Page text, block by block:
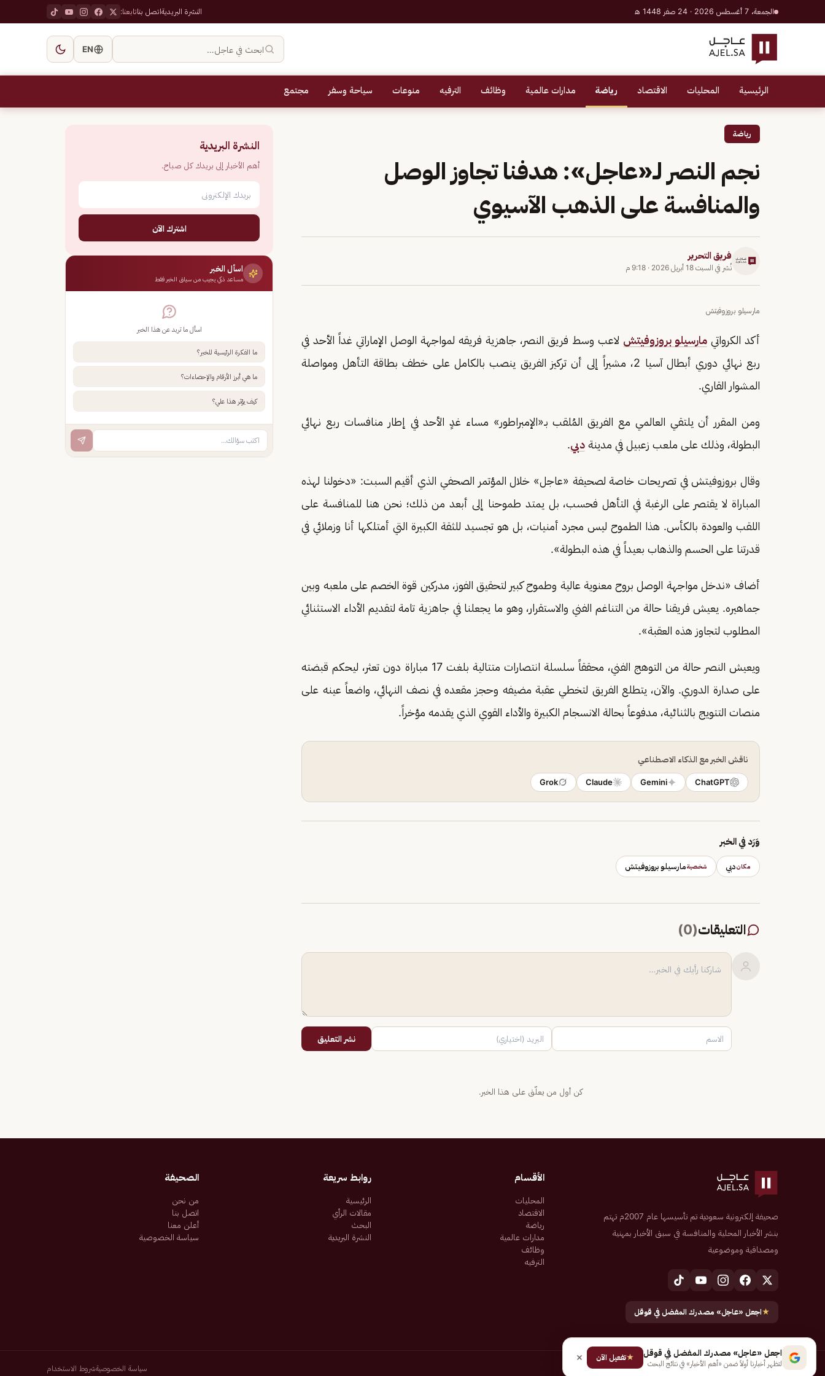
الجمعة، 7 أغسطس 2026 · 24 صفر 1448 هـ النشرة البريديةاتصل بناتابعنا:
ابحث في عاجل… EN
الرئيسية المحليات الاقتصاد رياضة مدارات عالمية وظائف الترفيه منوعات سياحة وسفر مجتمع
رياضة
نجم النصر لـ«عاجل»: هدفنا تجاوز الوصل
والمنافسة على الذهب الآسيوي
فريق التحرير
نُشر في السبت 18 أبريل 2026 · 9:18 م
مارسيلو بروزوفيتش
أكد الكرواتيمارسيلو بروزوفيتش لاعب وسط فريق النصر، جاهزية فريقه لمواجهة الوصل الإماراتي غداً الأحد في
ربع نهائي دوري أبطال آسيا 2، مشيراً إلى أن تركيز الفريق ينصب بالكامل على خطف بطاقة التأهل ومواصلة
المشوار القاري.
ومن المقرر أن يلتقي العالمي مع الفريق المُلقب بـ«الإمبراطور» مساء غدٍ الأحد في إطار منافسات ربع نهائي
البطولة، وذلك على ملعب زعبيل في مدينة دبي.
وقال بروزوفيتش في تصريحات خاصة لصحيفة «عاجل» خلال المؤتمر الصحفي الذي أقيم السبت: «دخولنا لهذه
المباراة لا يقتصر على الرغبة في التأهل فحسب، بل يمتد طموحنا إلى أبعد من ذلك؛ نحن هنا للمنافسة على
اللقب والعودة بالكأس. هذا الطموح ليس مجرد أمنيات، بل هو تجسيد للثقة الكبيرة التي أمتلكها أنا وزملائي في
قدرتنا على الحسم والذهاب بعيداً في هذه البطولة».
أضاف «ندخل مواجهة الوصل بروح معنوية عالية وطموح كبير لتحقيق الفوز، مدركين قوة الخصم على ملعبه وبين
جماهيره. يعيش فريقنا حالة من التناغم الفني والاستقرار، وهو ما يجعلنا في جاهزية تامة لتقديم الأداء الاستثنائي
المطلوب لتجاوز هذه العقبة».
ويعيش النصر حالة من التوهج الفني، محققاً سلسلة انتصارات متتالية بلغت 17 مباراة دون تعثر، ليحكم قبضته
على صدارة الدوري. والآن، يتطلع الفريق لتخطي عقبة مضيفه وحجز مقعده في نصف النهائي، واضعاً عينه على
منصات التتويج بالثنائية، مدفوعاً بحالة الانسجام الكبيرة والأداء القوي الذي يقدمه مؤخراً.
ناقش الخبر مع الذكاء الاصطناعي
ChatGPT
Gemini
Claude
Grok
وَرَد في الخبر
مكاندبي شخصيةمارسيلو بروزوفيتش
التعليقات(
0
)
نشر التعليق
كن أول من يعلّق على هذا الخبر.
النشرة البريدية
أهم الأخبار إلى بريدك كل صباح.
اشترك الآن
اسأل الخبر
مساعد ذكي يجيب من سياق الخبر فقط
اسأل ما تريد عن هذا الخبر
ما الفكرة الرئيسية للخبر؟
ما هي أبرز الأرقام والإحصاءات؟
كيف يؤثر هذا علي؟
صحيفة إلكترونية سعودية تم تأسيسها عام 2007م تهتم
بنشر الأخبار المحلية والمنافسة في سبق الأخبار بمهنية
ومصداقية وموضوعية
★اجعل «عاجل» مصدرك المفضل في قوقل
الأقسام
المحليات
الاقتصاد
رياضة
مدارات عالمية
وظائف
الترفيه
روابط سريعة
الرئيسية
مقالات الرأي
البحث
النشرة البريدية
الصحيفة
من نحن
اتصل بنا
أعلن معنا
سياسة الخصوصية
جميع الحقوق محفوظة لـ شركة إيجاز للنشر الإلكتروني المالكة لصحيفة عاجل سياسة الخصوصيةشروط الاستخدام
اجعل «عاجل» مصدرك المفضل في قوقل
لتظهر أخبارنا أولاً ضمن «أهم الأخبار» في نتائج البحث
★تفعيل الآن